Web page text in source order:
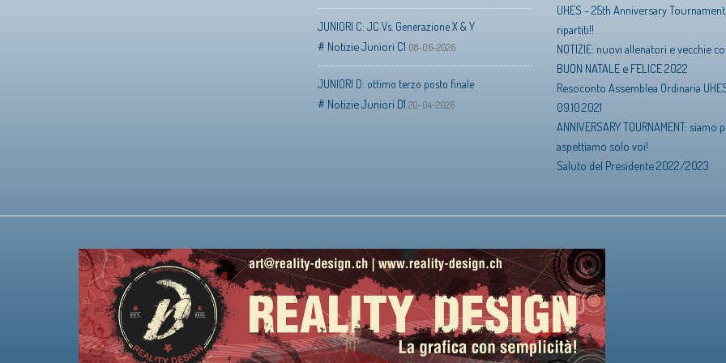
JUNIORI C: JC Vs. Generazione X & Y
Notizie Juniori C1 08-06-2026
JUNIORI D: ottimo terzo posto finale
Notizie Juniori D1 20-04-2026
UHES - 25th Anniversary
ripartiti!!
NOTIZIE: nuovi allenatori e vecchie
BUON NATALE e FELICE 2022
Resoconto Assemblea Ordinaria
09.10.2021
ANNIVERSARY TOURNAMENT: siamo
aspettiamo solo voi!
Saluto del Presidente 2022/2023